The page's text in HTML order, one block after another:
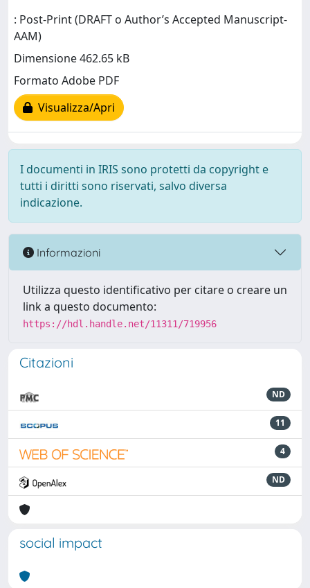
: Post-Print (DRAFT o Author’s Accepted Manuscript-
AAM)
Dimensione 462.65 kB
Formato Adobe PDF
Visualizza/Apri
I documenti in IRIS sono protetti da copyright e
tutti i diritti sono riservati, salvo diversa
indicazione.
Informazioni
Utilizza questo identificativo per citare o creare un
link a questo documento:
https://hdl.handle.net/11311/719956
Citazioni
ND
11
4
ND
social impact